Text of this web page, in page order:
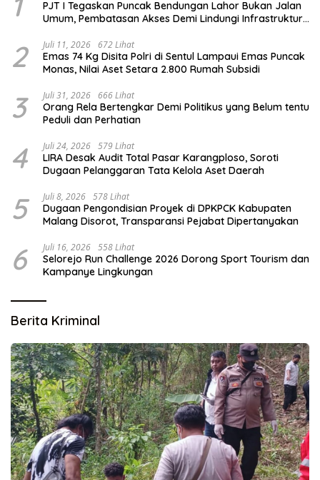
PJT I Tegaskan Puncak Bendungan Lahor Bukan Jalan
Umum, Pembatasan Akses Demi Lindungi Infrastruktur
2 Juli 11, 2026 672 Lihat
Emas 74 Kg Disita Polri di Sentul Lampaui Emas Puncak
Monas, Nilai Aset Setara 2.800 Rumah Subsidi
3 Juli 31, 2026 666 Lihat
Orang Rela Bertengkar Demi Politikus yang Belum tentu
Peduli dan Perhatian
4 Juli 24, 2026 579 Lihat
LIRA Desak Audit Total Pasar Karangploso, Soroti
Dugaan Pelanggaran Tata Kelola Aset Daerah
5 Juli 8, 2026 578 Lihat
Dugaan Pengondisian Proyek di DPKPCK Kabupaten
Malang Disorot, Transparansi Pejabat Dipertanyakan
6 Juli 16, 2026 558 Lihat
Selorejo Run Challenge 2026 Dorong Sport Tourism dan
Kampanye Lingkungan
Berita Kriminal